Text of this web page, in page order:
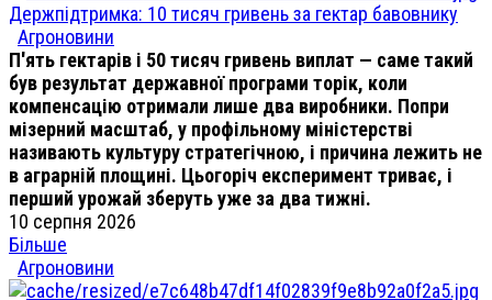
Держпідтримка: 10 тисяч гривень за гектар бавовнику
Агроновини
П'ять гектарів і 50 тисяч гривень виплат — саме такий
був результат державної програми торік, коли
компенсацію отримали лише два виробники. Попри
мізерний масштаб, у профільному міністерстві
називають культуру стратегічною, і причина лежить не
в аграрній площині. Цьогоріч експеримент триває, і
перший урожай зберуть уже за два тижні.
10 серпня 2026
Більше
Агроновини